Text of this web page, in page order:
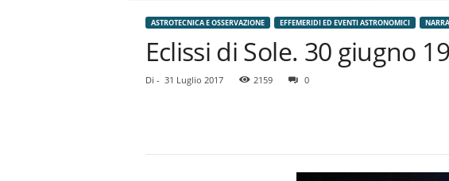
ASTROTECNICA E OSSERVAZIONE EFFEMERIDI ED EVENTI ASTRONOMICI
Eclissi di Sole. 30 giugno
Di - 31 Luglio 2017 2159 0